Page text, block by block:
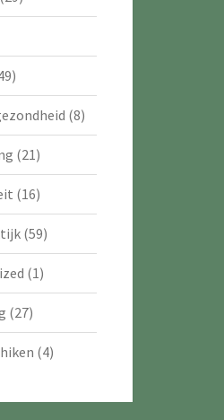
(8)
(21)
(16)
(59)
(1)
(27)
(4)